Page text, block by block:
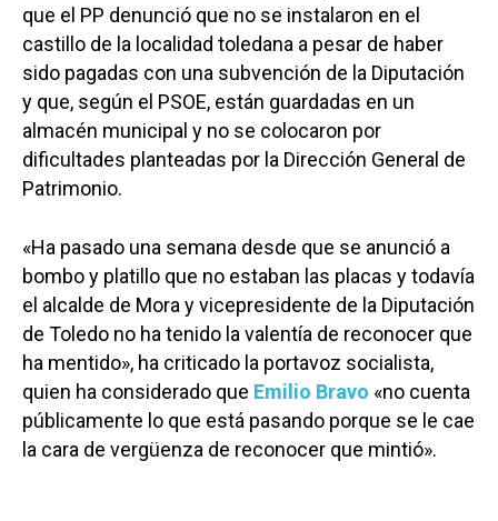
que el PP denunció que no se instalaron en el
castillo de la localidad toledana a pesar de haber
sido pagadas con una subvención de la Diputación
y que, según el PSOE, están guardadas en un
almacén municipal y no se colocaron por
dificultades planteadas por la Dirección General de
Patrimonio.
«Ha pasado una semana desde que se anunció a
bombo y platillo que no estaban las placas y todavía
el alcalde de Mora y vicepresidente de la Diputación
de Toledo no ha tenido la valentía de reconocer que
ha mentido», ha criticado la portavoz socialista,
quien ha considerado que Emilio Bravo «no cuenta
públicamente lo que está pasando porque se le cae
la cara de vergüenza de reconocer que mintió».